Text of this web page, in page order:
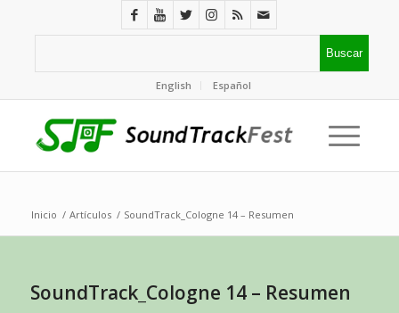
English Español
Inicio / Artículos / SoundTrack_Cologne 14 – Resumen
SoundTrack_Cologne 14 – Resumen